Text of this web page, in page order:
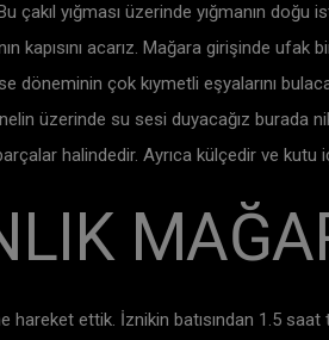
çakıl yığması üzerinde yığmanın
kapısını acarız. Mağara girişinde
döneminin çok kıymetli eşyalarını
üzerinde su sesi duyacağız burada
halindedir. Ayrıca külçedir ve
ettik. İznikin batısından 1.5 saat